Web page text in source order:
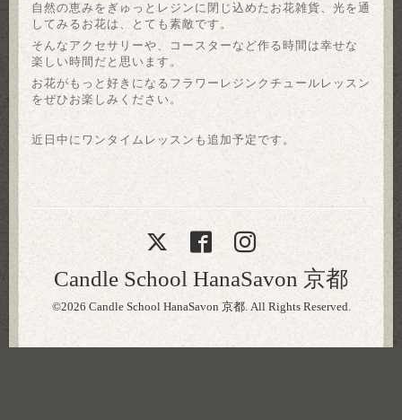
自然の恵みをぎゅっとレジンに閉じ込めたお花雑貨、光を通
してみるお花は、とても素敵です。
そんなアクセサリーや、コースターなど作る時間は幸せな
楽しい時間だと思います。
お花がもっと好きになるフラワーレジンクチュールレッスン
をぜひお楽しみください。
近日中にワンタイムレッスンも追加予定です。
Candle School HanaSavon 京都
©2026 Candle School HanaSavon 京都. All Rights Reserved.